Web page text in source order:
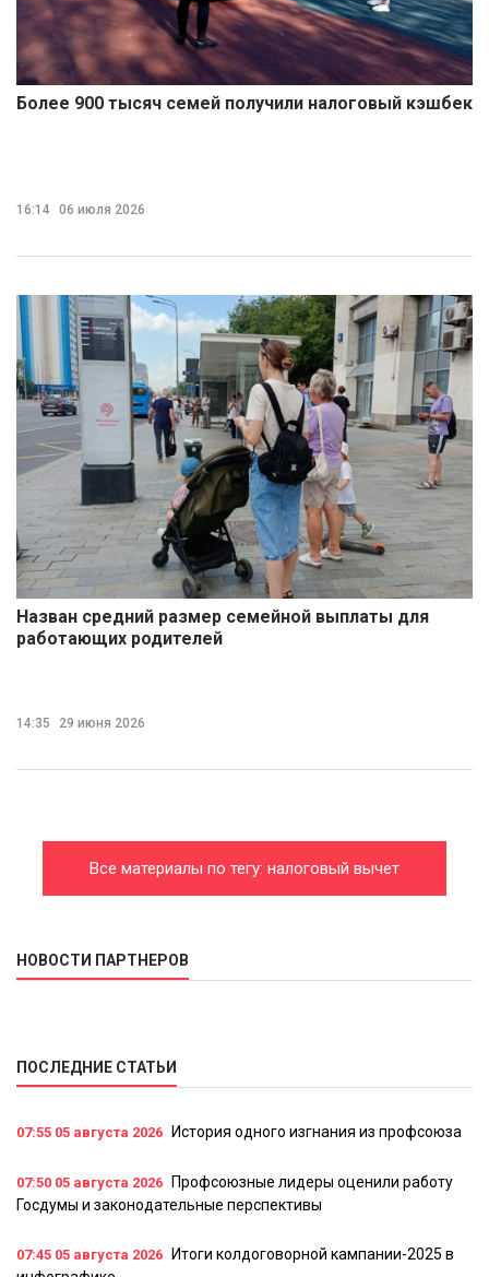
Более 900 тысяч семей получили налоговый кэшбек
16:14 06 июля 2026
Назван средний размер семейной выплаты для
работающих родителей
14:35 29 июня 2026
Все материалы по тегу: налоговый вычет
НОВОСТИ ПАРТНЕРОВ
ПОСЛЕДНИЕ СТАТЬИ
07:55 05 августа 2026 История одного изгнания из профсоюза
07:50 05 августа 2026
Профсоюзные лидеры оценили работу
Госдумы и законодательные перспективы
07:45 05 августа 2026
Итоги колдоговорной кампании-2025 в